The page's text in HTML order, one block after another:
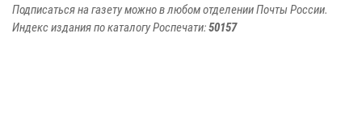
Подписаться на газету можно в любом отделении Почты России.
Индекс издания по каталогу Роспечати:50157